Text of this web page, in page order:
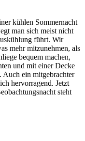
kühlen Sommernacht
man sich meist nicht
führt. Wir
mehr mitzunehmen, als
bequem machen,
und mit einer Decke
Auch ein mitgebrachter
hervorragend. Jetzt
steht